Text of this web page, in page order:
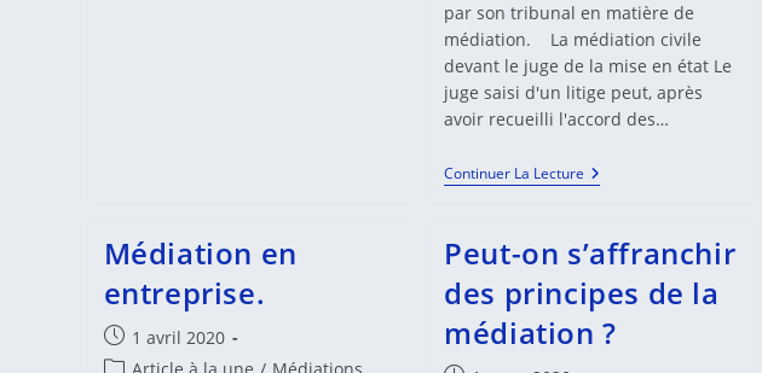
par son tribunal en matière de
médiation. La médiation civile
devant le juge de la mise en état Le
juge saisi d'un litige peut, après
avoir recueilli l'accord des…
Continuer La Lecture Pratique
Des
Médiation en
entreprise.
Publication
publiée :
1 avril 2020
PostArticle à la une / Médiations
Peut-on s’affranchir
des principes de la
médiation ?